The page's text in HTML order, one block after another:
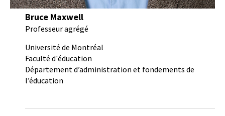
Bruce Maxwell
Professeur agrégé
Université de Montréal
Faculté d'éducation
Département d’administration et fondements de
l’éducation